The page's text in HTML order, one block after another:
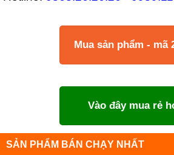
Mua sản phẩm - mã
Vào đây mua rẻ
SẢN PHẨM BÁN CHẠY NHẤT